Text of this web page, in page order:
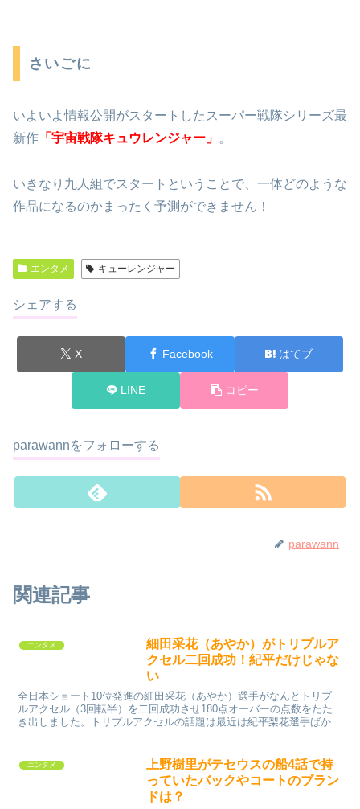
さいごに
いよいよ情報公開がスタートしたスーパー戦隊シリーズ最
新作 「宇宙戦隊キュウレンジャー」 。
いきなり九人組でスタートということで、一体どのような
作品になるのかまったく予測ができません！
エンタメ キューレンジャー
シェアする
X Facebook はてブ
LINE コピー
parawannをフォローする
parawann
関連記事
エンタメ
細田采花（あやか）がトリプルア
クセル二回成功！紀平だけじゃな
い
全日本ショート10位発進の細田采花（あやか）選手がなんとトリプ
ルアクセル（3回転半）を二回成功させ180点オーバーの点数をたた
き出しました。トリプルアクセルの話題は最近は紀平梨花選手ばかり
エンタメ
上野樹里がテセウスの船4話で持
っていたバックやコートのブラン
ドは？